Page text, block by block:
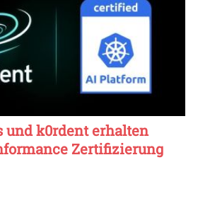
und k0rdent erhalten
Zertifizierung